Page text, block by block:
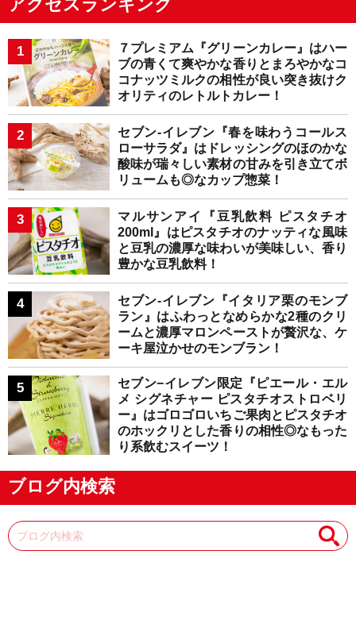
アクセスランキング
７プレミアム『グリーンカレー』はハー
ブの青くて爽やかな香りとまろやかなコ
コナッツミルクの相性が良い突き抜けク
オリティのレトルトカレー！
セブン-イレブン『春を味わうコールス
ローサラダ』はドレッシングのほのかな
酸味が瑞々しい素材の甘みを引き立てボ
リュームも◎なカップ惣菜！
マルサンアイ『豆乳飲料 ピスタチオ
200ml』はピスタチオのナッティな風味
と豆乳の濃厚な味わいが美味しい、香り
豊かな豆乳飲料！
セブン-イレブン『イタリア栗のモンブ
ラン』はふわっとなめらかな2種のクリ
ームと濃厚マロンペーストが贅沢な、ケ
ーキ屋泣かせのモンブラン！
セブン−イレブン限定『ピエール・エル
メ シグネチャー ピスタチオストロベリ
ー』はゴロゴロいちご果肉とピスタチオ
のホックリとした香りの相性◎なもった
り系飲むスイーツ！
ブログ内検索